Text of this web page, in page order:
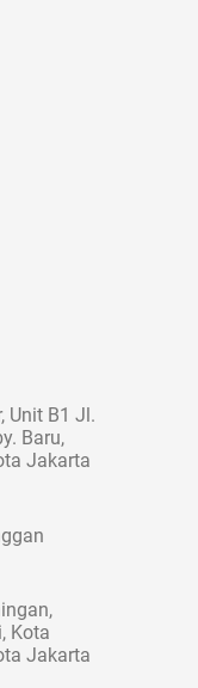
Unit B1 Jl.
Baru,
Jakarta
Kota
Jakarta